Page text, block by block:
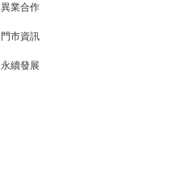
異業合作
門市資訊
永續發展